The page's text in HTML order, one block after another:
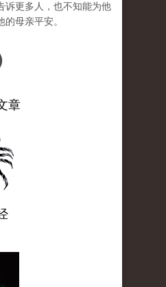
诉更多人，也不知能为他
母亲平安。
章